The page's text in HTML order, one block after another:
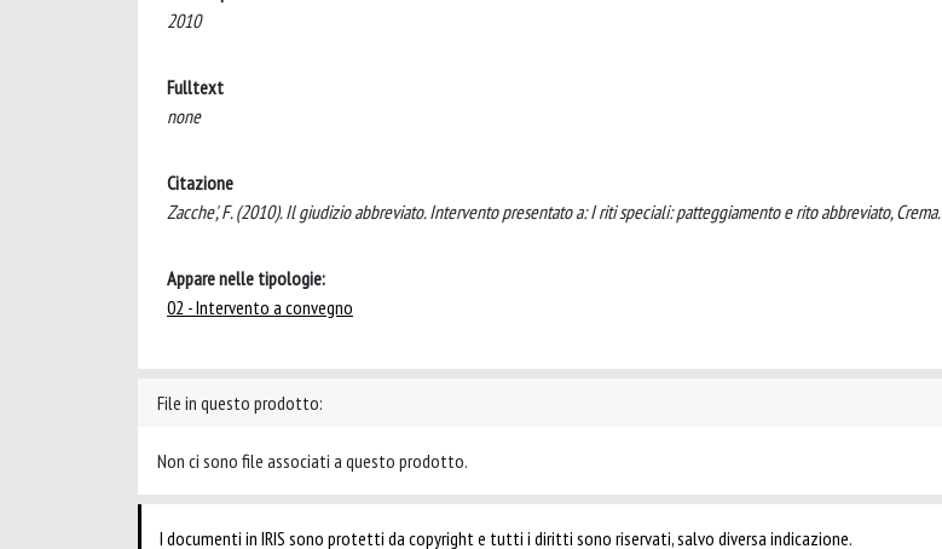
2010
Fulltext
none
Citazione
Zacche', F. (2010). Il giudizio abbreviato. Intervento presentato a: I riti speciali: patteggiamento e rito abbreviato, Crema.
Appare nelle tipologie:
02 - Intervento a convegno
File in questo prodotto:
Non ci sono file associati a questo prodotto.
I documenti in IRIS sono protetti da copyright e tutti i diritti sono riservati, salvo diversa indicazione.